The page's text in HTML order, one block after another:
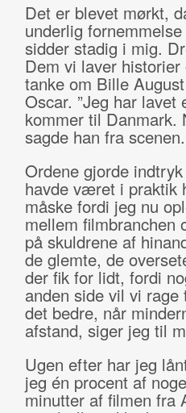
Det er blevet mørkt,
underlig
sidder stadig i mig.
Dem vi laver
tanke om Bille
Oscar. ”Jeg har
kommer til Danmark.
sagde han fra scenen.
Ordene gjorde
havde været i praktik
måske fordi jeg nu
mellem filmbranchen
på skuldrene af
de glemte, de
der fik for lidt, fordi
anden side vil vi
det bedre, når
afstand, siger jeg til
Ugen efter har jeg
jeg én procent af
minutter af filmen fra